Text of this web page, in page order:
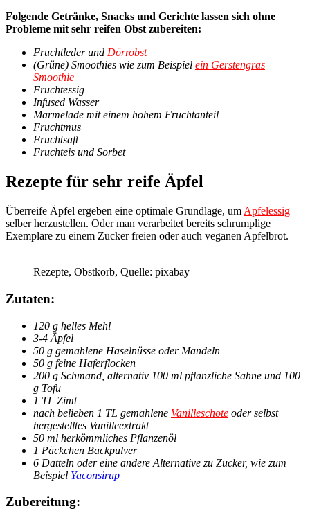
Folgende Getränke, Snacks und Gerichte lassen sich ohne
Probleme mit sehr reifen Obst zubereiten:
Fruchtleder und Dörrobst
(Grüne) Smoothies wie zum Beispiel ein Gerstengras
Smoothie
Fruchtessig
Infused Wasser
Marmelade mit einem hohem Fruchtanteil
Fruchtmus
Fruchtsaft
Fruchteis und Sorbet
Rezepte für sehr reife Äpfel
Überreife Äpfel ergeben eine optimale Grundlage, um Apfelessig
selber herzustellen. Oder man verarbeitet bereits schrumplige
Exemplare zu einem Zucker freien oder auch veganen Apfelbrot.
Rezepte, Obstkorb, Quelle: pixabay
Zutaten:
120 g helles Mehl
3-4 Äpfel
50 g gemahlene Haselnüsse oder Mandeln
50 g feine Haferflocken
200 g Schmand, alternativ 100 ml pflanzliche Sahne und 100
g Tofu
1 TL Zimt
nach belieben 1 TL gemahlene Vanilleschote oder selbst
hergestelltes Vanilleextrakt
50 ml herkömmliches Pflanzenöl
1 Päckchen Backpulver
6 Datteln oder eine andere Alternative zu Zucker, wie zum
Beispiel Yaconsirup
Zubereitung: